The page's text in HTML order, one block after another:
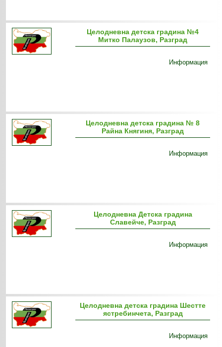
Целодневна детска градина №4
Митко Палаузов, Разград
Информация
Целодневна детска градина № 8
Райна Княгиня, Разград
Информация
Целодневна Детска градина
Славейче, Разград
Информация
Целодневна детска градина Шестте
ястребинчета, Разград
Информация